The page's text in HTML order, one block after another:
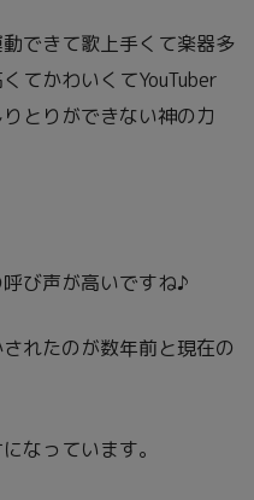
できて歌上手くて楽器多
てかわいくてYouTuber
とりができない神の力
び声が高いですね♪
れたのが数年前と現在の
なっています。